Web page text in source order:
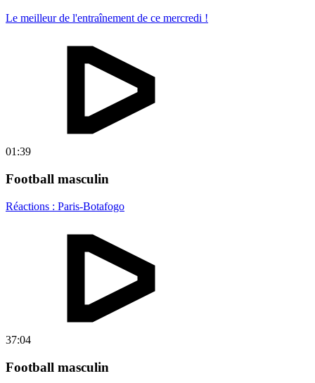
Le meilleur de l'entraînement de ce mercredi !
01:39
Football masculin
Réactions : Paris-Botafogo
37:04
Football masculin